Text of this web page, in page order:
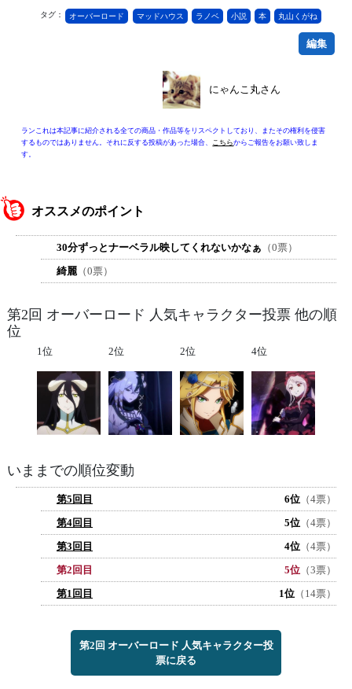
タグ： オーバーロード マッドハウス ラノベ 小説 本 丸山くがね
編集
にゃんこ丸さん
ランこれは本記事に紹介される全ての商品・作品等をリスペクトしており、またその権利を侵害
するものではありません。それに反する投稿があった場合、
こちらからご報告をお願い致しま
す。
オススメのポイント
30分ずっとナーベラル映してくれないかなぁ （0票）
綺麗 （0票）
第2回 オーバーロード 人気キャラクター投票 他の順
位
1位 2位 2位 4位
いままでの順位変動
第5回目 6位 （4票）
第4回目
5位 （4票）
第3回目
4位 （4票）
第2回目
5位 （3票）
第1回目
1位 （14票）
第2回 オーバーロード 人気キャラクター投
票に戻る